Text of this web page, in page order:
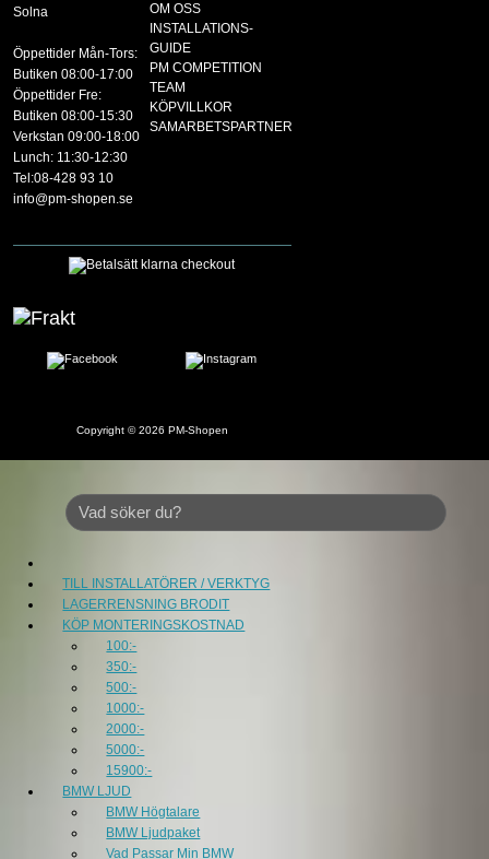
Solna
Öppettider Mån-Tors:
Butiken 08:00-17:00
Öppettider Fre:
Butiken 08:00-15:30
Verkstan 09:00-18:00
Lunch: 11:30-12:30
Tel:08-428 93 10
info@pm-shopen.se
OM OSS
INSTALLATIONS-
GUIDE
PM COMPETITION
TEAM
KÖPVILLKOR
SAMARBETSPARTNER
Copyright © 2026 PM-Shopen
TILL INSTALLATÖRER / VERKTYG
LAGERRENSNING BRODIT
KÖP MONTERINGSKOSTNAD
100:-
350:-
500:-
1000:-
2000:-
5000:-
15900:-
BMW LJUD
BMW Högtalare
BMW Ljudpaket
Vad Passar Min BMW